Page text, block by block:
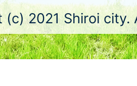
(c) 2021 Shiroi city.